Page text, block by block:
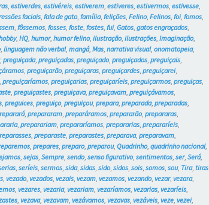
,estiverdes ,estivéreis ,estiverem ,estiveres ,estivermos ,estivesse
faciais ,fala de gato,família,felições ,Felino,Felinos ,foi,fomos
,fôssemos ,fosses ,foste ,fostes ,fui,Gatos ,gatos engraçados
,HQ ,humor,humor felino,ilustração,ilustrações ,Imaginação,
,linguagem não verbal,mangá,Mas ,narrativa visual,onomatopeia,
,preguiçada,preguiçadas ,preguiçado,preguiçados ,preguiçais
,preguiçarão,preguiçaras ,preguiçardes ,preguiçarei,
,preguiçaríamos ,preguiçarias ,preguiçaríeis ,preguiçarmos ,preguiças
,preguiçastes ,preguiçava,preguiçavam ,preguiçávamos
,preguices ,preguiço,preguiçou,prepara,preparada,preparadas
,prepararam ,preparáramos ,prepararão,prepararas
,preparariam ,prepararíamos ,prepararias ,prepararíeis
,preparaste ,preparastes ,preparava,preparavam
,prepares ,preparo,preparou,Quadrinho,quadrinho nacional,
,sejas ,Sempre ,sendo,senso figurativo,sentimentos ,ser,Será,
,seríeis ,sermos ,sida,sidas ,sido,sidos ,sois ,somos ,sou, Tira,tiras
,vezado,vezados ,vezais ,vezam ,vezamos ,vezando,vezar,vezara,
,vezares ,vezaria,vezariam ,vezaríamos ,vezarias ,vezaríeis
,vezava,vezavam ,vezávamos ,vezavas ,vezáveis ,veze ,vezei,